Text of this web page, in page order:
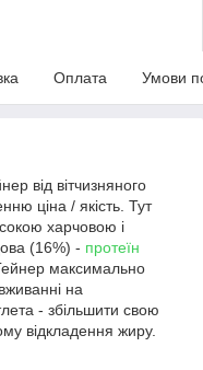
Оплата Умови
від вітчизняного
ціна / якість. Тут
харчовою і
(16%) - протеїн
максимально
на
- збільшити свою
відкладення жиру.